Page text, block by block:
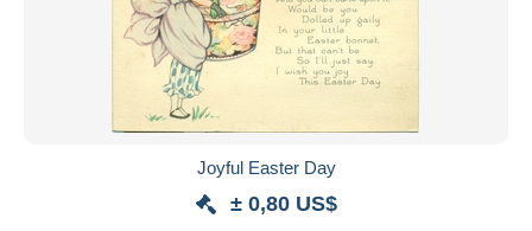
Joyful Easter Day
± 0,80 US$